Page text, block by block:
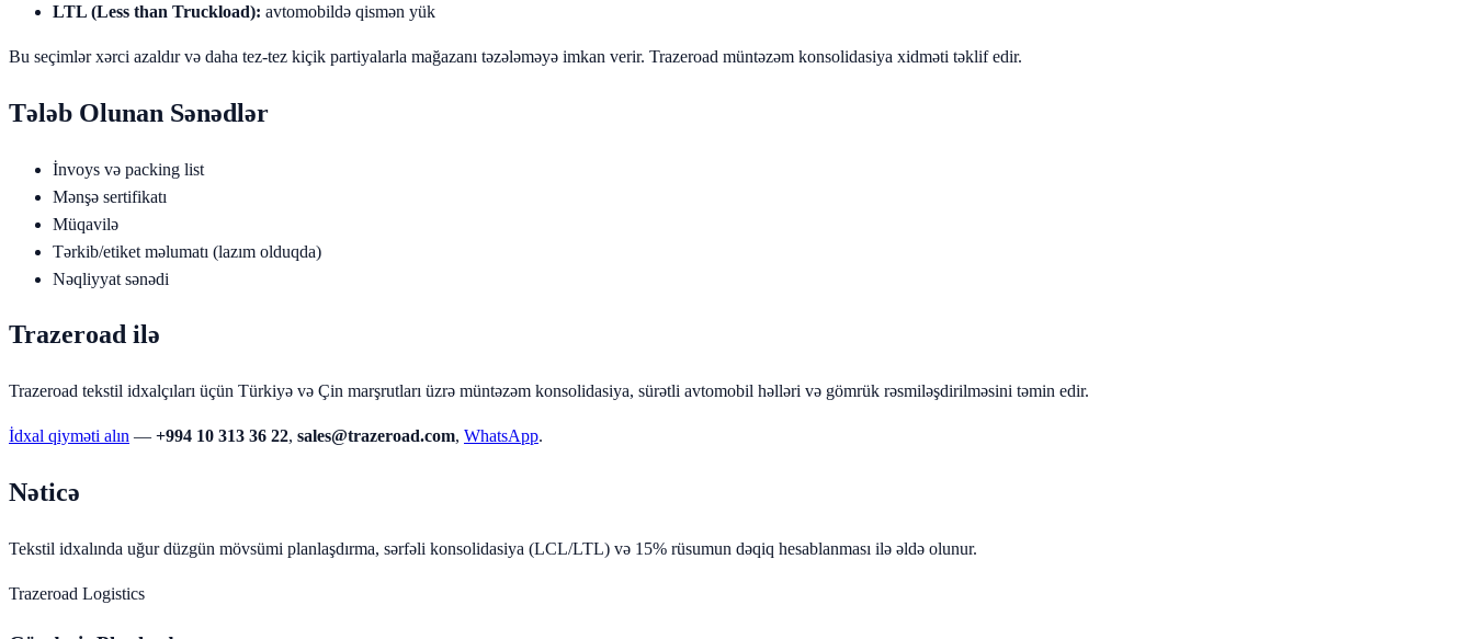
LTL (Less than Truckload): avtomobildə qismən yük
Bu seçimlər xərci azaldır və daha tez-tez kiçik partiyalarla mağazanı təzələməyə imkan verir. Trazeroad müntəzəm konsolidasiya xidməti təklif edir.
Tələb Olunan Sənədlər
İnvoys və packing list
Mənşə sertifikatı
Müqavilə
Tərkib/etiket məlumatı (lazım olduqda)
Nəqliyyat sənədi
Trazeroad ilə
Trazeroad tekstil idxalçıları üçün Türkiyə və Çin marşrutları üzrə müntəzəm konsolidasiya, sürətli avtomobil həlləri və gömrük rəsmiləşdirilməsini təmin edir.
İdxal qiyməti alın — +994 10 313 36 22, sales@trazeroad.com, WhatsApp.
Nəticə
Tekstil idxalında uğur düzgün mövsümi planlaşdırma, sərfəli konsolidasiya (LCL/LTL) və 15% rüsumun dəqiq hesablanması ilə əldə olunur.
Trazeroad Logistics